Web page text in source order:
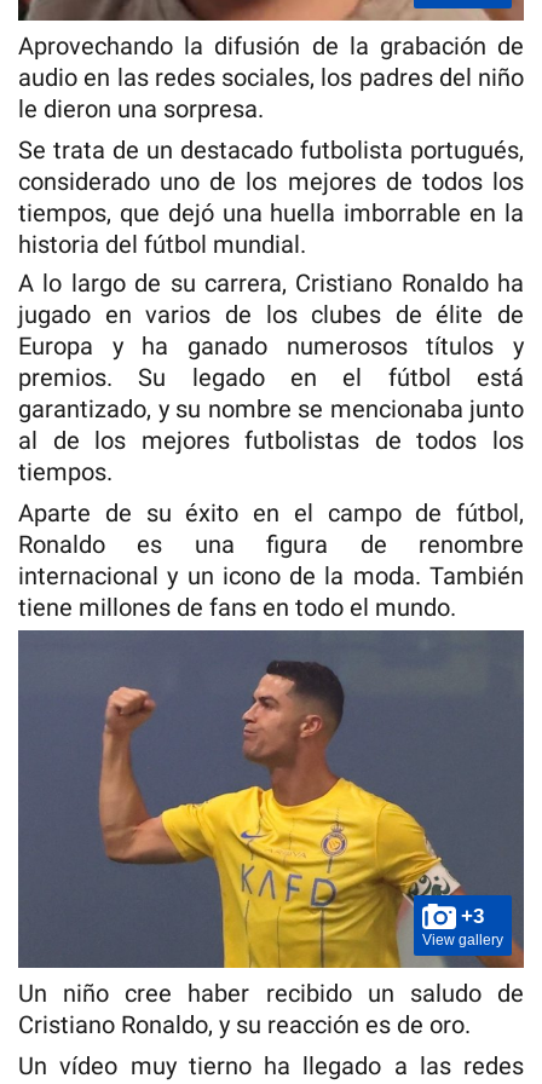
Aprovechando la difusión de la grabación de
audio en las redes sociales, los padres del niño
le dieron una sorpresa.
Se trata de un destacado futbolista portugués,
considerado uno de los mejores de todos los
tiempos, que dejó una huella imborrable en la
historia del fútbol mundial.
A lo largo de su carrera, Cristiano Ronaldo ha
jugado en varios de los clubes de élite de
Europa y ha ganado numerosos títulos y
premios. Su legado en el fútbol está
garantizado, y su nombre se mencionaba junto
al de los mejores futbolistas de todos los
tiempos.
Aparte de su éxito en el campo de fútbol,
Ronaldo es una figura de renombre
internacional y un icono de la moda. También
tiene millones de fans en todo el mundo.
+3
View gallery
Un niño cree haber recibido un saludo de
Cristiano Ronaldo, y su reacción es de oro.
Un vídeo muy tierno ha llegado a las redes